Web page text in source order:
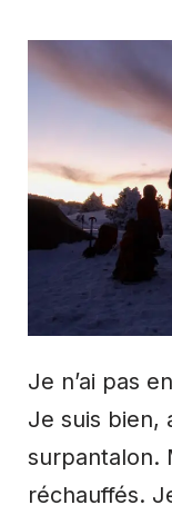
Je n’ai pas
Je suis bien,
surpantalon.
réchauffés.